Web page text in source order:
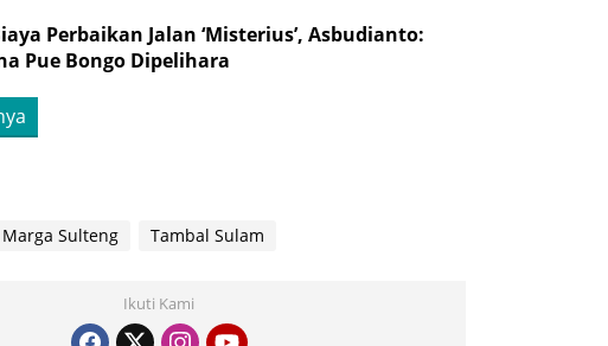
Perbaikan Jalan ‘Misterius’, Asbudianto:
Pue Bongo Dipelihara
Marga Sulteng Tambal Sulam
Ikuti Kami